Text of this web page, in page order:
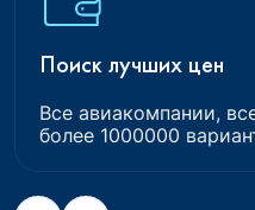
Поиск лучших цен
Все авиакомпании,
более 1000000